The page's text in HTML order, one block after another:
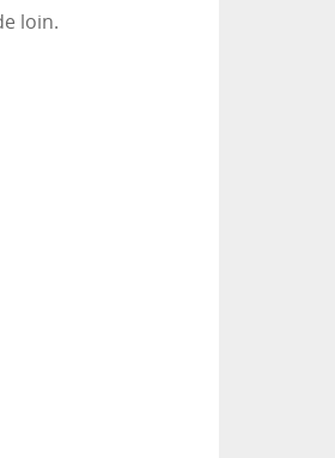
loin.